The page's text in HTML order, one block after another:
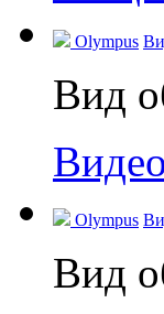
Olympus
Вид
Olympus
Вид